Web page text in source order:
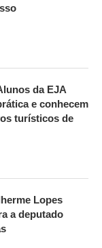
da EJA
e conhecem
turísticos de
Lopes
a deputado